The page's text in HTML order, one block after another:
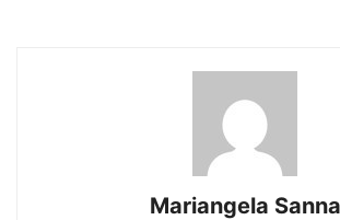
Mariangela Sanna